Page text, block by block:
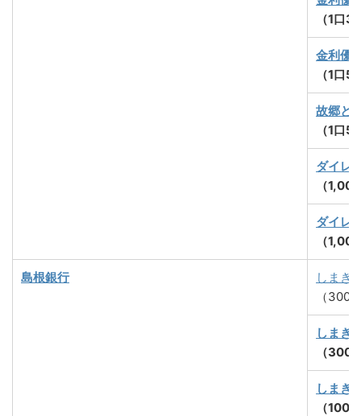
（1口
金利優
（1口
故郷と
（1口
ダイレ
（
ダイレ
（
島根銀行
しまぎ
（300
しまぎ
（300
しまぎ
（